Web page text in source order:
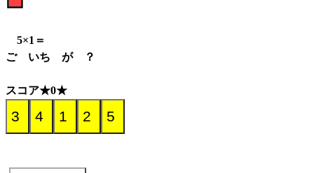
5×1＝
ご いち が ？
スコア★0★